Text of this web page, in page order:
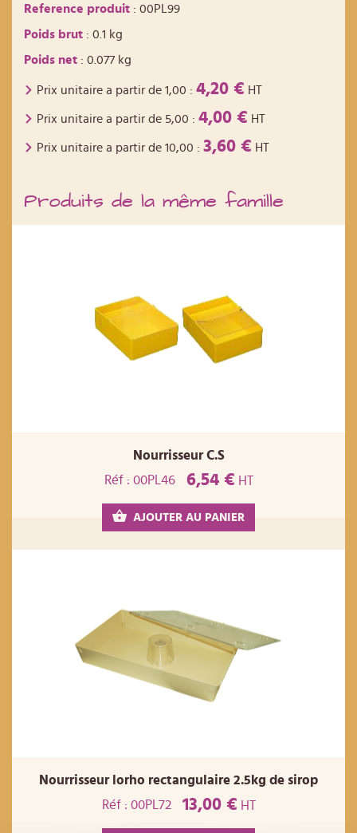
Reference produit : 00PL99
Poids brut : 0.1 kg
Poids net : 0.077 kg
Prix unitaire a partir de 1,00 : 4,20 € HT
Prix unitaire a partir de 5,00 : 4,00 € HT
Prix unitaire a partir de 10,00 : 3,60 € HT
Produits de la même famille
Nourrisseur C.S
Réf : 00PL46
6,54 € HT
AJOUTER AU PANIER
Nourrisseur lorho rectangulaire 2.5kg de sirop
Réf : 00PL72
13,00 € HT